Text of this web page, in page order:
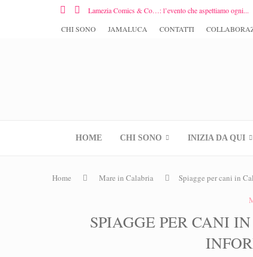
Lamezia Comics & Co…: l’evento che aspettiamo ogni...
CHI SONO
JAMALUCA CONTATTI
HOME CHI SONO INIZIA DA QUI
Home Mare in Calabria Spiagge per cani in
SPIAGGE PER CANI